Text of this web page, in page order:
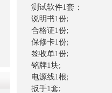
测试软件1套；
说明书1份;
合格证1份;
保修卡1份;
签收单1份;
铭牌1块;
电源线1根;
扳手1套;